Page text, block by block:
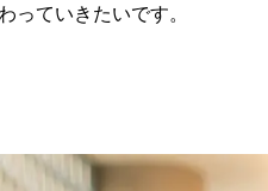
っていきたいです。